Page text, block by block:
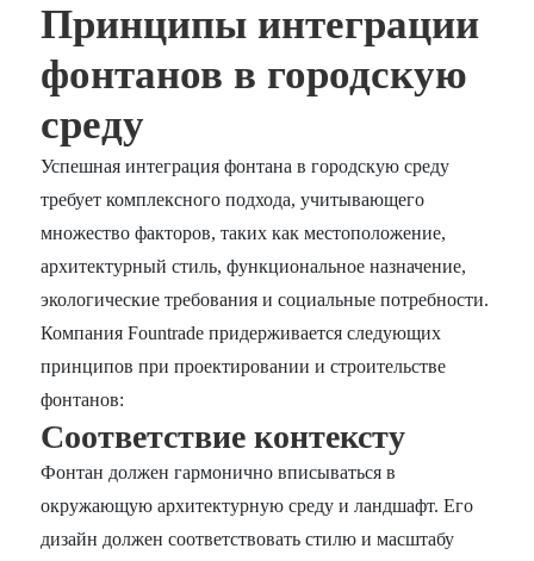
Принципы интеграции
фонтанов в городскую
среду
Успешная интеграция фонтана в городскую среду
требует комплексного подхода, учитывающего
множество факторов, таких как местоположение,
архитектурный стиль, функциональное назначение,
экологические требования и социальные потребности.
Компания Fountrade придерживается следующих
принципов при проектировании и строительстве
фонтанов:
Соответствие контексту
Фонтан должен гармонично вписываться в
окружающую архитектурную среду и ландшафт. Его
дизайн должен соответствовать стилю и масштабу